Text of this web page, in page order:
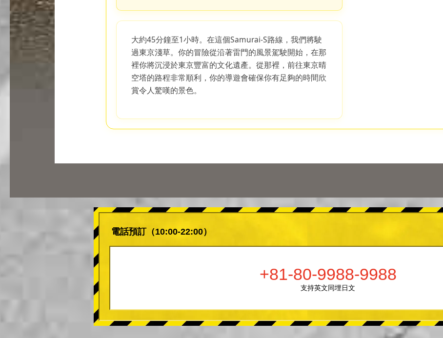
大約45分鐘至1小時。在這個Samurai-S路線，我們將駛
過東京淺草。你的冒險從沿著雷門的風景駕駛開始，在那
裡你將沉浸於東京豐富的文化遺產。從那裡，前往東京晴
空塔的路程非常順利，你的導遊會確保你有足夠的時間欣
賞令人驚嘆的景色。
電話預訂（10:00-22:00）
+81-80-9988-9988
支持英文同埋日文